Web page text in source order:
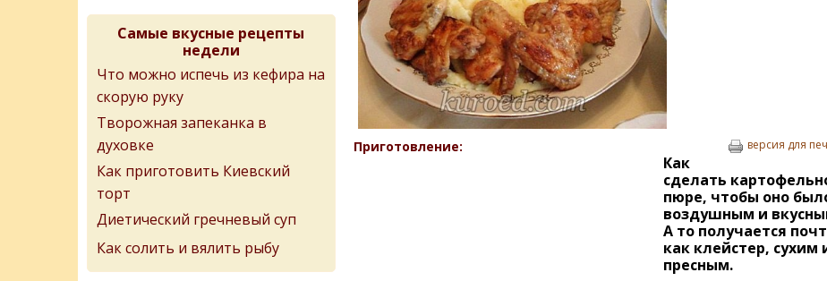
Приготовление: версия для
Как
сделать
пюре, чтобы оно
воздушным и
А то получается
как клейстер, сухим
пресным.
Самые вкусные рецепты
недели
Что можно испечь из кефира на
скорую руку
Творожная запеканка в
духовке
Как приготовить Киевский
торт
Диетический гречневый суп
Как солить и вялить рыбу